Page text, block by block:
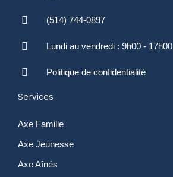
(514) 744-0897
Lundi au vendredi : 9h00 - 17h00
Politique de confidentialité
Services
Axe Famille
Axe Jeunesse
Axe Aînés